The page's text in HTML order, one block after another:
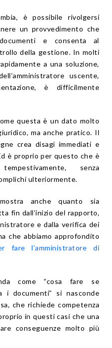
è possibile rivolgersi
un provvedimento che
e consenta al
della gestione. In molti
a una soluzione,
uscente,
è difficilmente
questa è un dato molto
ma anche pratico. Il
crea disagi immediati e
è proprio per questo che è
senza
ulteriormente.
anche quanto sia
fin dall’inizio del rapporto,
e dalla verifica dei
che abbiamo approfondito
fare l’amministratore di
come “cosa fare se
i documenti” si nasconde
che richiede competenza
in questi casi che una
conseguenze molto più